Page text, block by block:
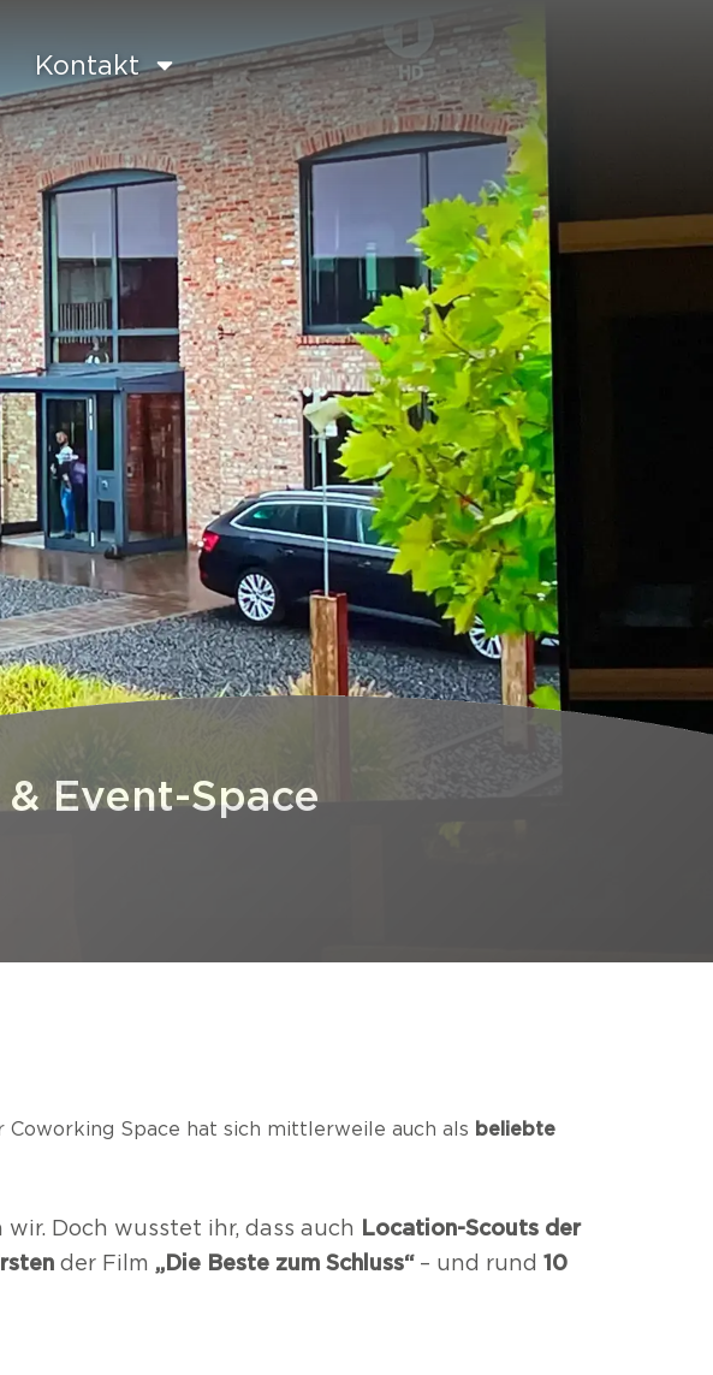
Kontakt
Event-Space
Space hat sich mittlerweile auch als beliebte
Doch wusstet ihr, dass auch Location-Scouts der
der Film „Die Beste zum Schluss“– und rund 10